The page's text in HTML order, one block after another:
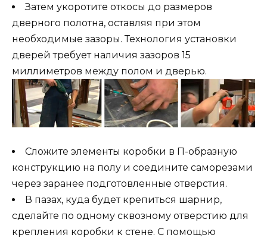
Затем укоротите откосы до размеров
дверного полотна, оставляя при этом
необходимые зазоры. Технология установки
дверей требует наличия зазоров 15
миллиметров между полом и дверью.
Сложите элементы коробки в П-образную
конструкцию на полу и соедините саморезами
через заранее подготовленные отверстия.
В пазах, куда будет крепиться шарнир,
сделайте по одному сквозному отверстию для
крепления коробки к стене. С помощью